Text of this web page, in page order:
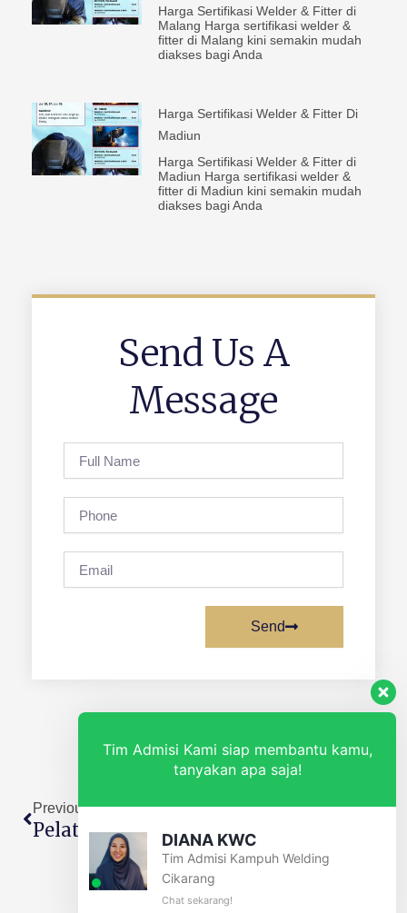
Harga Sertifikasi Welder & Fitter di
Malang Harga sertifikasi welder &
fitter di Malang kini semakin mudah
diakses bagi Anda
Harga Sertifikasi Welder & Fitter Di
Madiun
Harga Sertifikasi Welder & Fitter di
Madiun Harga sertifikasi welder &
fitter di Madiun kini semakin mudah
diakses bagi Anda
Send Us A
Message
Name
Send
Previous
Pelatihan Welder Di Gorontalo Utara Bersertifikat BNSP
Next
Tim Admisi Kami siap membantu kamu,
tanyakan apa saja!
DIANA KWC
Tim Admisi Kampuh Welding
Cikarang
Chat sekarang!